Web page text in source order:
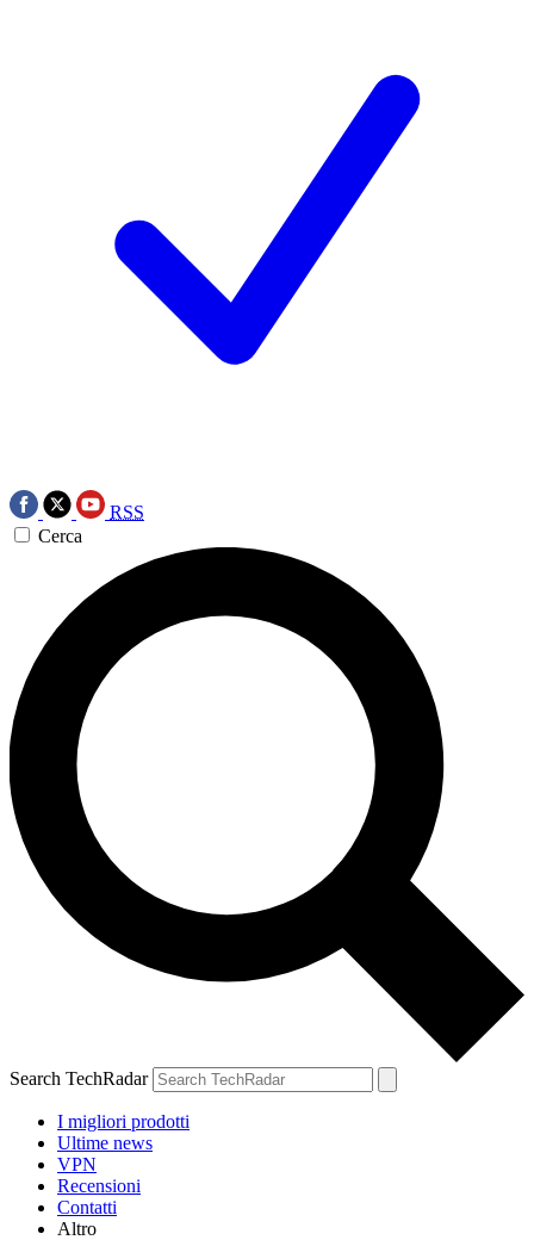
RSS
Cerca
Search TechRadar
I migliori prodotti
Ultime news
VPN
Recensioni
Contatti
Altro